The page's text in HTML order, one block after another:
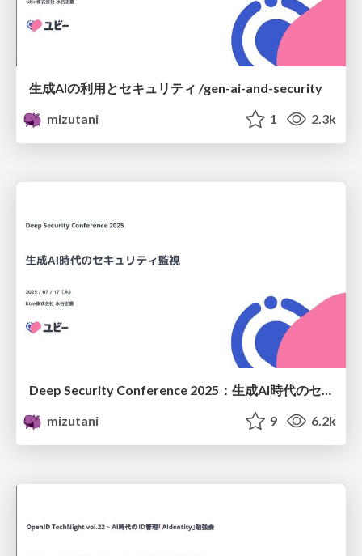
生成AIの利用とセキュリティ /gen-ai-and-security
mizutani
1 2.3k
mizutani
9 6.2k